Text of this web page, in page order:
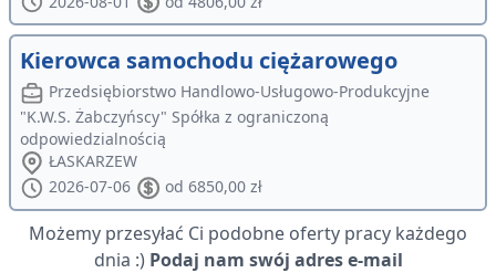
Kierowca samochodu ciężarowego
Przedsiębiorstwo Handlowo-Usługowo-Produkcyjne
"K.W.S. Żabczyńscy" Spółka z ograniczoną
odpowiedzialnością
ŁASKARZEW
2026-07-06
od 6850,00 zł
Możemy przesyłać Ci podobne oferty pracy każdego
dnia :) Podaj nam swój adres e-mail